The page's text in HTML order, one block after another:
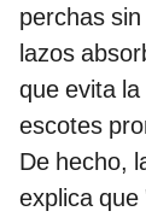
perchas
lazos
que evita
escotes
De hecho,
explica